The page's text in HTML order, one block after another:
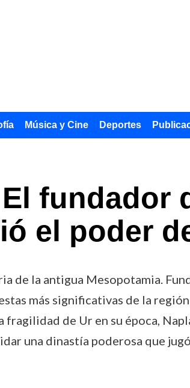
Música y Cine Deportes
fundador
el poder
de la antigua Mesopotamia.
más significativas de la
de Ur en su época,
una dinastía poderosa que